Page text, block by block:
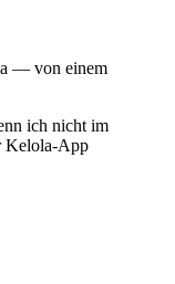
— von einem
ich nicht im
Kelola-App